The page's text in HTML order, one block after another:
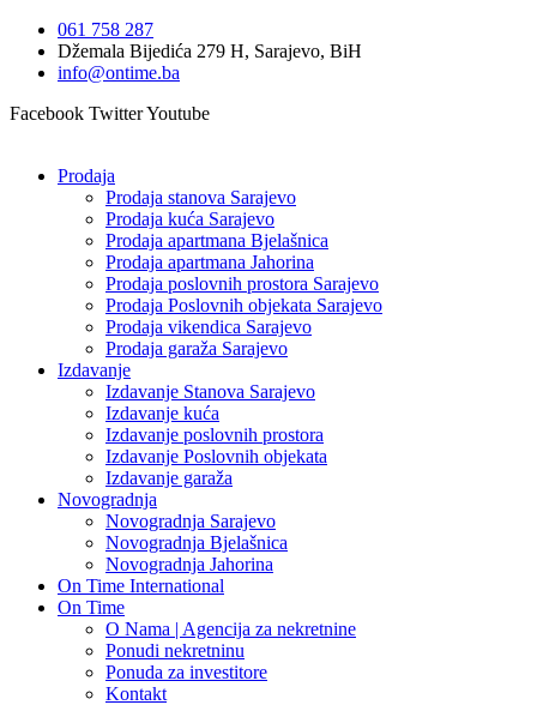
sadržaj
061 758 287
Džemala Bijedića 279 H, Sarajevo, BiH
info@ontime.ba
Facebook TwitterYoutube
Prodaja
Prodaja stanova Sarajevo
Prodaja kuća Sarajevo
Prodaja apartmana Bjelašnica
Prodaja apartmana Jahorina
Prodaja poslovnih prostora Sarajevo
Prodaja Poslovnih objekata Sarajevo
Prodaja vikendica Sarajevo
Prodaja garaža Sarajevo
Izdavanje
Izdavanje Stanova Sarajevo
Izdavanje kuća
Izdavanje poslovnih prostora
Izdavanje Poslovnih objekata
Izdavanje garaža
Novogradnja
Novogradnja Sarajevo
Novogradnja Bjelašnica
Novogradnja Jahorina
On Time International
On Time
O Nama | Agencija za nekretnine
Ponudi nekretninu
Ponuda za investitore
Kontakt